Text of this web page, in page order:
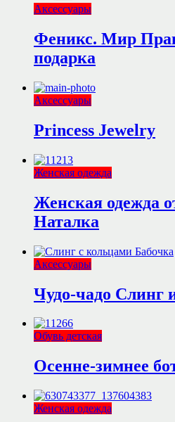
Аксессуары
Феникс. Мир
подарка
Аксессуары
Princess Jewelry
Женская одежда
Женская одежда
Наталка
Аксессуары
Чудо-чадо Слинг
Обувь детская
Осенне-зимнее
Женская одежда